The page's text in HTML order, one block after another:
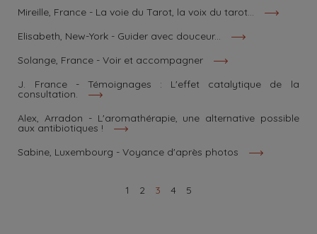
Mireille, France - La voie du Tarot, la voix du tarot...
Elisabeth, New-York - Guider avec douceur...
Solange, France - Voir et accompagner
J. France - Témoignages : L'effet catalytique de la
consultation.
Alex, Arradon - L'aromathérapie, une alternative possible
aux antibiotiques !
Sabine, Luxembourg - Voyance d'après photos
1 2 3 4 5